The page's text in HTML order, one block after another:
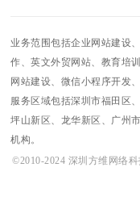
业务范围包括企业网站建设
作、英文外贸网站、教育培
网站建设、微信小程序开发
服务区域包括深圳市福田区
坪山新区、龙华新区、广州
机构。
©2010-2024 深圳方维网络